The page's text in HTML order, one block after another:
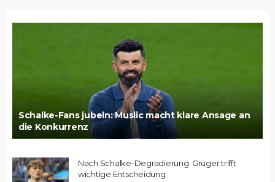
Schalke-Fans jubeln: Muslic macht klare Ansage an
die Konkurrenz
Nach Schalke-Degradierung: Grüger trifft
wichtige Entscheidung